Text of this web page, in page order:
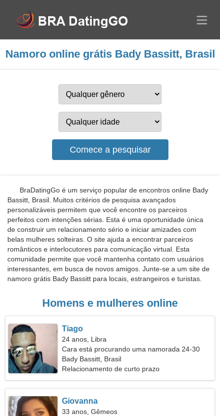
Namoro online grátis Bady Bassitt, Brasil
BraDatingGo é um serviço popular de encontros online Bady
Bassitt, Brasil. Muitos critérios de pesquisa avançados
personalizáveis permitem que você encontre os parceiros
perfeitos com intenções sérias. Esta é uma oportunidade única
de construir um relacionamento sério e iniciar amizades com
belas mulheres solteiras. O site ajuda a encontrar parceiros
românticos e interlocutores para comunicação virtual. Esta
comunidade permite que você mantenha contato com usuários
interessantes, em busca de novos amigos. Junte-se a um site de
namoro grátis Bady Bassitt para locais, estrangeiros e turistas.
Homens e mulheres online
Tiago
24 anos, Libra
Cara está procurando uma namorada 24-30
Bady Bassitt, Brasil
Relacionamento de curto prazo
Giovanna
33 anos, Gêmeos